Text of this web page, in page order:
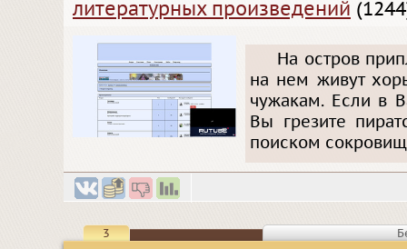
литературных произведений
На остров
на нем живут
чужакам. Если в
Вы грезите
поиском
3